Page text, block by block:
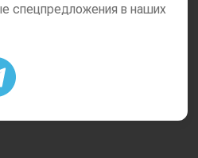
спецпредложения в наших